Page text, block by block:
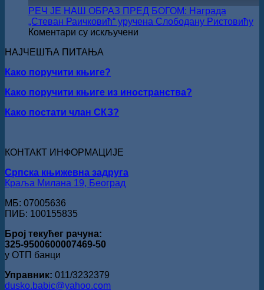
ВРШЦА:
Стефан
Кирилов
поезију
РЕЧ ЈЕ НАШ ОБРАЗ ПРЕД БОГОМ: Награда
„Стеван Раичковић“ уручена Слободану Ристовићу
Коментари су искључени
БОГОМ:
НАЈЧЕШЋА ПИТАЊА
Како поручити књиге?
Како поручити књиге из иностранства?
Како постати члан СКЗ?
КОНТАКТ ИНФОРМАЦИЈЕ
Српска књижевна задруга
Краља Милана 19, Београд
МБ: 07005636
ПИБ: 100155835
Број текућег рачуна:
325-9500600007469-50
у ОТП банци
Управник: 011/3232379
dusko.babic@yahoo.com